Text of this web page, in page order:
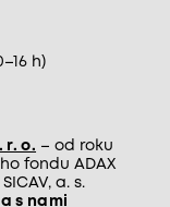
h)
r. o. – od roku
fondu ADAX
a. s.
s nami